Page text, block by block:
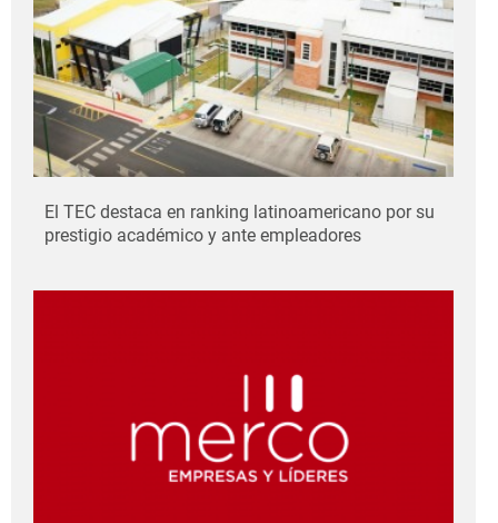
El TEC destaca en ranking latinoamericano por su
prestigio académico y ante empleadores